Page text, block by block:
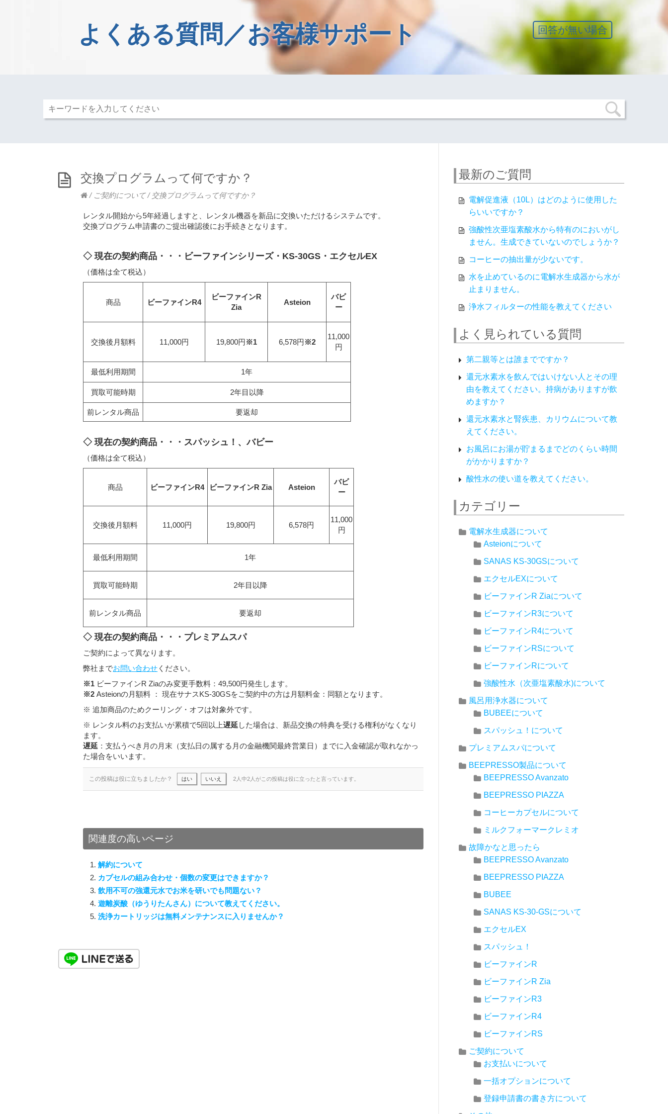
よくある質問／お客様サポート 回答が無い場合
交換プログラムって何ですか？
/ ご契約について / 交換プログラムって何ですか？
レンタル開始から5年経過しますと、レンタル機器を新品に交換いただけるシステムです。
交換プログラム申請書のご提出確認後にお手続きとなります。
◇ 現在の契約商品・・・ビーファインシリーズ・KS-30GS・エクセルEX
（価格は全て税込）
商品 ビーファインR4
ビーファインR
Zia
Asteion
バビ
ー
交換後月額料 11,000円 19,800円※1 6,578円※2
11,000
円
最低利用期間 1年
買取可能時期 2年目以降
前レンタル商品 要返却
◇ 現在の契約商品・・・スパッシュ！、バビー
（価格は全て税込）
商品 ビーファインR4 ビーファインR Zia Asteion
バビ
ー
交換後月額料 11,000円 19,800円 6,578円
11,000
円
最低利用期間 1年
買取可能時期 2年目以降
前レンタル商品 要返却
◇ 現在の契約商品・・・プレミアムスパ
ご契約によって異なります。
弊社までお問い合わせ ください。
※1 ビーファインR Ziaのみ変更手数料：49,500円発生します。
※2 Asteionの月額料 ： 現在サナスKS-30GSをご契約中の方は月額料金：同額となります。
※ 追加商品のためクーリング・オフは対象外です。
※ レンタル料のお支払いが累積で5回以上遅延 した場合は、新品交換の特典を受ける権利がなくなり
ます。
遅延 ：支払うべき月の月末（支払日の属する月の金融機関最終営業日）までに入金確認が取れなかっ
た場合をいいます。
この投稿は役に立ちましたか？ はい いいえ 2人中2人がこの投稿は役に立ったと言っています。
関連度の高いページ
解約について
カプセルの組み合わせ・個数の変更はできますか？
飲用不可の強還元水でお米を研いでも問題ない？
遊離炭酸（ゆうりたんさん）について教えてください。
洗浄カートリッジは無料メンテナンスに入りませんか？
最新のご質問
電解促進液（10L）はどのように使用した
らいいですか？
強酸性次亜塩素酸水から特有のにおいがし
ません。生成できていないのでしょうか？
コーヒーの抽出量が少ないです。
水を止めているのに電解水生成器から水が
止まりません。
浄水フィルターの性能を教えてください
よく見られている質問
第二親等とは誰までですか？
還元水素水を飲んではいけない人とその理
由を教えてください。持病がありますが飲
めますか？
還元水素水と腎疾患、カリウムについて教
えてください。
お風呂にお湯が貯まるまでどのくらい時間
がかかりますか？
酸性水の使い道を教えてください。
カテゴリー
電解水生成器について
Asteionについて
SANAS KS-30GSについて
エクセルEXについて
ビーファインR Ziaについて
ビーファインR3について
ビーファインR4について
ビーファインRSについて
ビーファインRについて
強酸性水（次亜塩素酸水)について
風呂用浄水器について
BUBEEについて
スパッシュ！について
プレミアムスパについて
BEEPRESSO製品について
BEEPRESSO Avanzato
BEEPRESSO PIAZZA
コーヒーカプセルについて
ミルクフォーマークレミオ
故障かなと思ったら
BEEPRESSO Avanzato
BEEPRESSO PIAZZA
BUBEE
SANAS KS-30-GSについて
エクセルEX
スパッシュ！
ビーファインR
ビーファインR Zia
ビーファインR3
ビーファインR4
ビーファインRS
ご契約について
お支払いについて
一括オプションについて
登録申請書の書き方について